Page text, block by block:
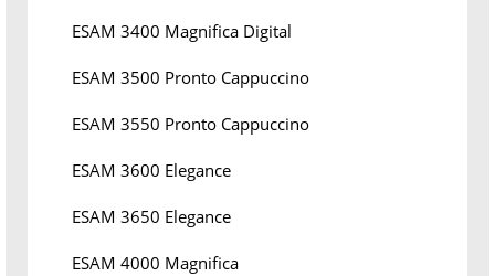
ESAM 3400 Magnifica Digital
ESAM 3500 Pronto Cappuccino
ESAM 3550 Pronto Cappuccino
ESAM 3600 Elegance
ESAM 3650 Elegance
ESAM 4000 Magnifica